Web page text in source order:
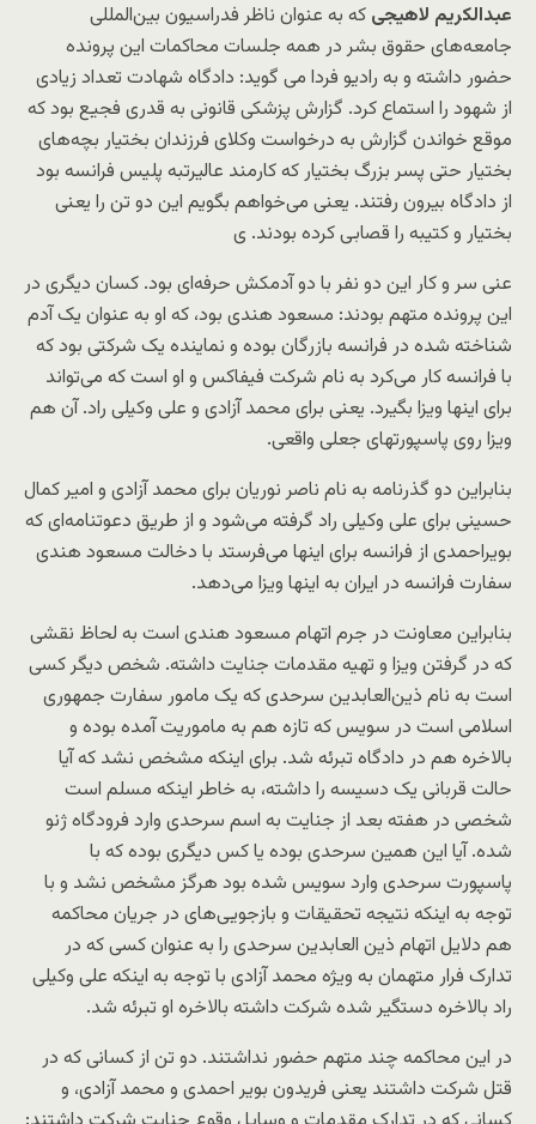
عبدالکریم لاهیجی که به عنوان ناظر فدراسیون بین‌المللی
جامعه‌های حقوق بشر در همه جلسات محاکمات این پرونده
حضور داشته و به رادیو فردا می گوید: دادگاه شهادت تعداد زیادی
از شهود را استماع کرد. گزارش پزشکی قانونی به قدری فجیع بود که
موقع خواندن گزارش به درخواست وکلای فرزندان بختیار بچه‌های
بختیار حتی پسر بزرگ بختیار که کارمند عالیرتبه پلیس فرانسه بود
از دادگاه بیرون رفتند. یعنی می‌خواهم بگویم این دو تن را یعنی
بختیار و کتیبه را قصابی کرده بودند. ی
عنی سر و کار این دو نفر با دو آدمکش حرفه‌ای بود. کسان دیگری در
این پرونده متهم بودند:‌ مسعود هندی بود، که او به عنوان یک آدم
شناخته شده در فرانسه بازرگان بوده و نماینده یک شرکتی بود که
با فرانسه کار می‌کرد به نام شرکت فیفاکس و او است که می‌تواند
برای اینها ویزا بگیرد. یعنی برای محمد آزادی و علی وکیلی راد. آن هم
ویزا روی پاسپورتهای جعلی واقعی.
بنابراین دو گذرنامه به نام ناصر نوریان برای محمد آزادی و امیر کمال
حسینی برای علی وکیلی راد گرفته می‌شود و از طریق دعوتنامه‌ای که
بویراحمدی از فرانسه برای اینها می‌فرستد با دخالت مسعود هندی
سفارت فرانسه در ایران به اینها ویزا می‌دهد.
بنابراین معاونت در جرم اتهام مسعود هندی است به لحاظ نقشی
که در گرفتن ویزا و تهیه مقدمات جنایت داشته. شخص دیگر کسی
است به نام ذین‌العابدین سرحدی که یک مامور سفارت جمهوری
اسلامی است در سویس که تازه هم به ماموریت آمده بوده و
بالاخره هم در دادگاه تبرئه شد. برای اینکه مشخص نشد که آیا
حالت قربانی یک دسیسه را داشته، به خاطر اینکه مسلم است
شخصی در هفته بعد از جنایت به اسم سرحدی وارد فرودگاه ژنو
شده. آیا این همین سرحدی بوده یا کس دیگری بوده که با
پاسپورت سرحدی وارد سویس شده بود هرگز مشخص نشد و با
توجه به اینکه نتیجه تحقیقات و بازجویی‌های در جریان محاکمه
هم دلایل اتهام ذین العابدین سرحدی را به عنوان کسی که در
تدارک فرار متهمان به ویژه محمد آزادی با توجه به اینکه علی وکیلی
راد بالاخره دستگیر شده شرکت داشته بالاخره او تبرئه شد.
در این محاکمه چند متهم حضور نداشتند. دو تن از کسانی که در
قتل شرکت داشتند یعنی فریدون بویر احمدی و محمد آزادی، و